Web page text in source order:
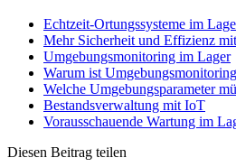
Echtzeit-Ortungssysteme im
Mehr Sicherheit und Effizienz
Umgebungsmonitoring im Lager
Warum ist
Welche Umgebungsparameter
Bestandsverwaltung mit IoT
Vorausschauende Wartung im
Diesen Beitrag teilen